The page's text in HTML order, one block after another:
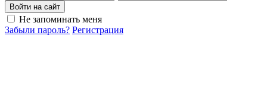
Войти на сайт
Не запоминать меня
Забыли пароль? Регистрация